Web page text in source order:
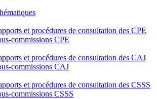
et procédures de consultation des CPE
commissions CPE
et procédures de consultation des CAJ
commissions CAJ
et procédures de consultation des CSSS
commissions CSSS